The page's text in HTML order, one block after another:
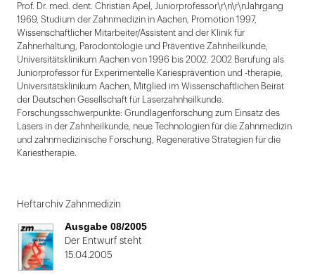
öffnen
Prof. Dr. med. dent. Christian Apel, Juniorprofessor\r\n\r\nJahrgang
1969, Studium der Zahnmedizin in Aachen, Promotion 1997,
Wissenschaftlicher Mitarbeiter/Assistent and der Klinik für
Zahnerhaltung, Parodontologie und Präventive Zahnheilkunde,
Universitätsklinikum Aachen von 1996 bis 2002. 2002 Berufung als
Juniorprofessor für Experimentelle Kariesprävention und -therapie,
Universitätsklinikum Aachen, Mitglied im Wissenschaftlichen Beirat
der Deutschen Gesellschaft für Laserzahnheilkunde.
Forschungsschwerpunkte: Grundlagenforschung zum Einsatz des
Lasers in der Zahnheilkunde, neue Technologien für die Zahnmedizin
und zahnmedizinische Forschung, Regenerative Strategien für die
Kariestherapie.
1
von
2
Heftarchiv Zahnmedizin
Ausgabe 08/2005
Der Entwurf steht
15.04.2005